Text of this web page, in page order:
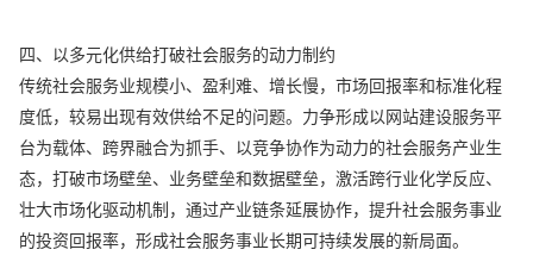
四、以多元化供给打破社会服务的动力制约
传统社会服务业规模小、盈利难、增长慢，市场回报率和标准化程
度低，较易出现有效供给不足的问题。力争形成以网站建设服务平
台为载体、跨界融合为抓手、以竞争协作为动力的社会服务产业生
态，打破市场壁垒、业务壁垒和数据壁垒，激活跨行业化学反应、
壮大市场化驱动机制，通过产业链条延展协作，提升社会服务事业
的投资回报率，形成社会服务事业长期可持续发展的新局面。